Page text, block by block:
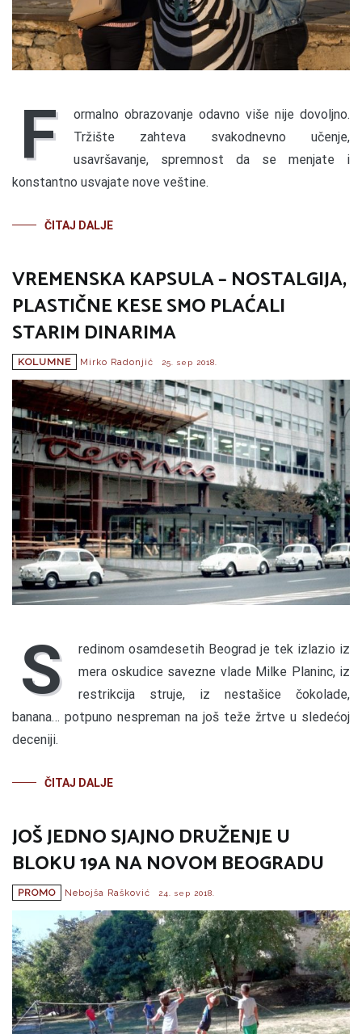
F
ormalno obrazovanje odavno više nije dovoljno.
Tržište zahteva svakodnevno učenje,
usavršavanje, spremnost da se menjate i
konstantno usvajate nove veštine.
ČITAJ DALJE
VREMENSKA KAPSULA – NOSTALGIJA,
PLASTIČNE KESE SMO PLAĆALI
STARIM DINARIMA
KOLUMNE Mirko Radonjić 25. sep 2018.
S
redinom osamdesetih Beograd je tek izlazio iz
mera oskudice savezne vlade Milke Planinc, iz
restrikcija struje, iz nestašice čokolade,
banana… potpuno nespreman na još teže žrtve u sledećoj
deceniji.
ČITAJ DALJE
JOŠ JEDNO SJAJNO DRUŽENJE U
BLOKU 19A NA NOVOM BEOGRADU
PROMO Nebojša Rašković 24. sep 2018.